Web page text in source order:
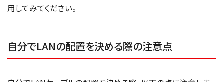
用してみてください。
自分でLANの配置を決める際の注意点